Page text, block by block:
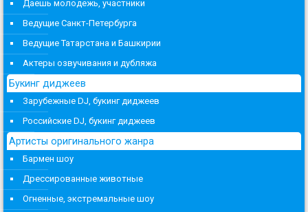
Даешь молодежь, участники
Ведущие Санкт-Петербурга
Ведущие Татарстана и Башкирии
Актеры озвучивания и дубляжа
Букинг диджеев
Зарубежные DJ, букинг диджеев
Российские DJ, букинг диджеев
Артисты оригинального жанра
Бармен шоу
Дрессированные животные
Огненные, экстремальные шоу